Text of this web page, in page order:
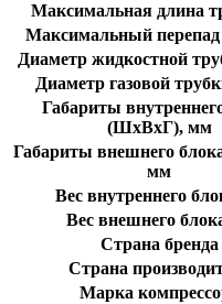
Максимальная длина
Максимальный
Диаметр жидкостной
Диаметр газовой
Габариты
(ШхВхГ), мм
Габариты внешнего
мм
Вес внутреннего
Вес внешнего
Страна бренда
Страна
Марка